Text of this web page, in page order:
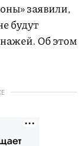
заявили,
будут
Об этом